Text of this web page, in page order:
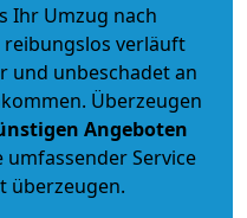
Ihr Umzug nach
verläuft
und unbeschadet an
Überzeugen
Angeboten
umfassender Service
überzeugen.